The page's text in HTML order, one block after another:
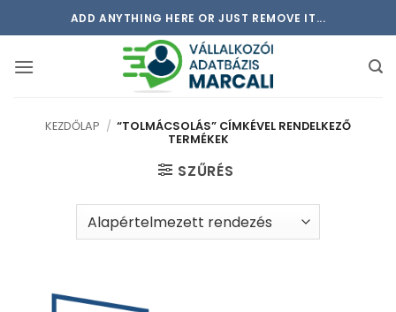
to
ADD ANYTHING HERE OR JUST REMOVE IT...
KEZDŐLAP / “TOLMÁCSOLÁS” CÍMKÉVEL RENDELKEZŐ
TERMÉKEK
SZŰRÉS